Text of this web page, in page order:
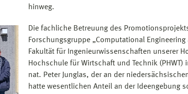
hinweg.
Die fachliche Betreuung des
Forschungsgruppe „Computational
Fakultät für Ingenieurwissenschaften unserer
Hochschule für Wirtschaft und Technik
nat. Peter Junglas, der an der
hatte wesentlichen Anteil an der Ideengebung